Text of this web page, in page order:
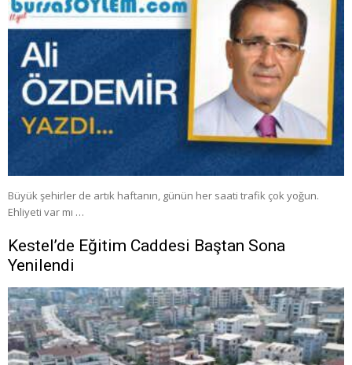
Büyük şehirler de artık haftanın, günün her saati trafik çok yoğun.
Ehliyeti var mı …
Kestel’de Eğitim Caddesi Baştan Sona
Yenilendi